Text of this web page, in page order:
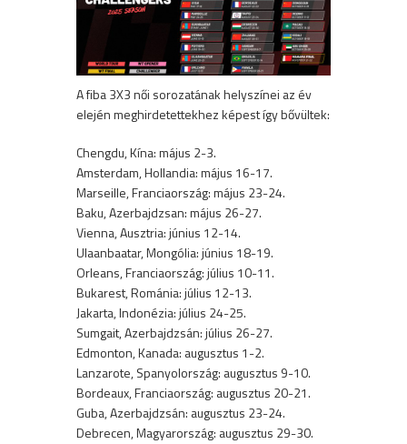
A fiba 3X3 női sorozatának helyszínei az év
elején meghirdetettekhez képest így bővültek:
Chengdu, Kína: május 2-3.
Amsterdam, Hollandia: május 16-17.
Marseille, Franciaország: május 23-24.
Baku, Azerbajdzsan: május 26-27.
Vienna, Ausztria: június 12-14.
Ulaanbaatar, Mongólia: június 18-19.
Orleans, Franciaország: július 10-11.
Bukarest, Románia: július 12-13.
Jakarta, Indonézia: július 24-25.
Sumgait, Azerbajdzsán: július 26-27.
Edmonton, Kanada: augusztus 1-2.
Lanzarote, Spanyolország: augusztus 9-10.
Bordeaux, Franciaország: augusztus 20-21.
Guba, Azerbajdzsán: augusztus 23-24.
Debrecen, Magyarország: augusztus 29-30.